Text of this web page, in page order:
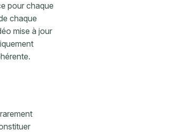
pour chaque
chaque
mise à jour